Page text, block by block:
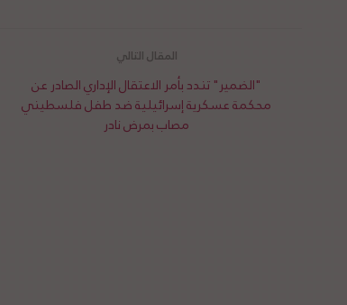
"الضمير" تندد بأمر الاعتقال الإداري الصادر عن
محكمة عسكرية إسرائيلية ضد طفل فلسطيني
مصاب بمرض نادر